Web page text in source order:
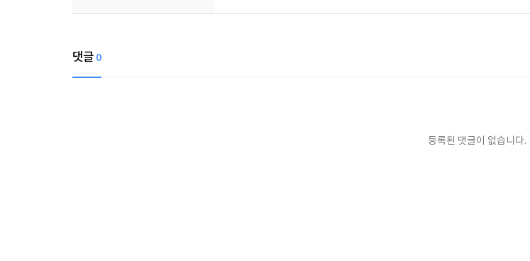
댓글 0
등록된 댓글이 없습니다.